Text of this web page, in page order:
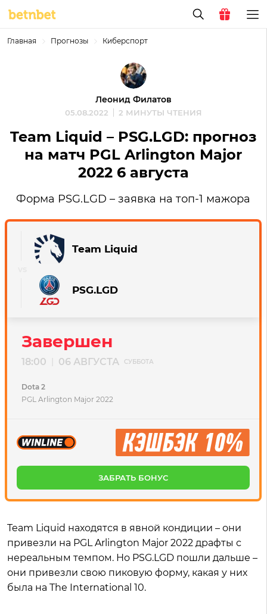
Главная Прогнозы Киберспорт
Леонид Филатов
05.08.2022 2 МИНУТЫ ЧТЕНИЯ
Team Liquid – PSG.LGD: прогноз
на матч PGL Arlington Major
2022 6 августа
Форма PSG.LGD – заявка на топ-1 мажора
Team Liquid
PSG.LGD
Завершен
18:00 06 АВГУСТА СУББОТА
Dota 2
PGL Arlington Major 2022
ЗАБРАТЬ БОНУС
Team Liquid находятся в явной кондиции – они
привезли на PGL Arlington Major 2022 драфты с
нереальным темпом. Но PSG.LGD пошли дальше –
они привезли свою пиковую форму, какая у них
была на The International 10.